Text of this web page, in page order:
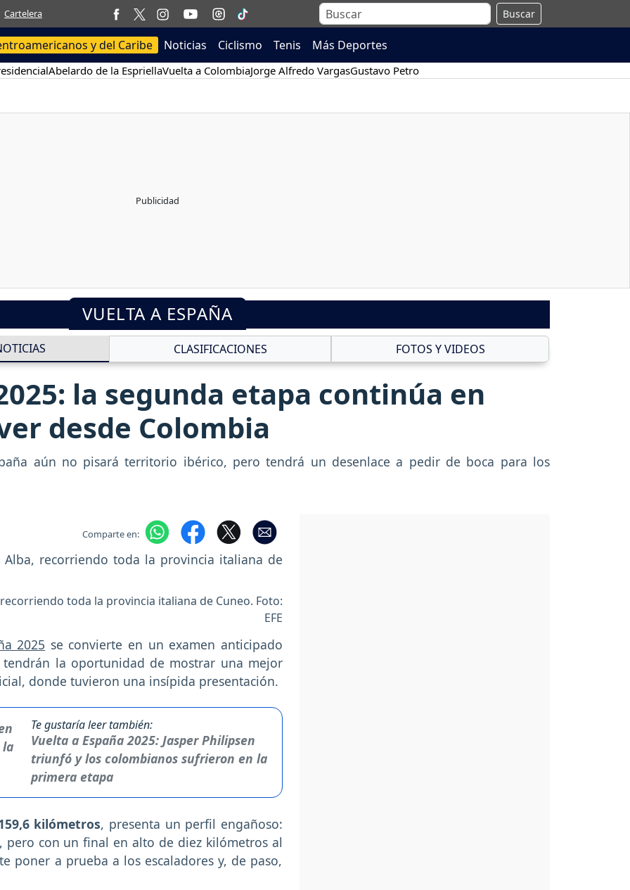
Cartelera Buscar
y del Caribe Noticias Ciclismo Tenis Más Deportes
Abelardo de la EspriellaVuelta a ColombiaJorge Alfredo VargasGustavo Petro
VUELTA A ESPAÑA
CLASIFICACIONES FOTOS Y VIDEOS
la segunda etapa continúa en
desde Colombia
aún no pisará territorio ibérico, pero tendrá un desenlace a pedir de boca para los
Comparte en:
toda la provincia italiana de Cuneo. Foto:
EFE
2025 se convierte en un examen anticipado
la oportunidad de mostrar una mejor
donde tuvieron una insípida presentación.
Te gustaría leer también:
Vuelta a España 2025: Jasper Philipsen
triunfó y los colombianos sufrieron en la
primera etapa
kilómetros, presenta un perfil engañoso:
con un final en alto de diez kilómetros al
poner a prueba a los escaladores y, de paso,